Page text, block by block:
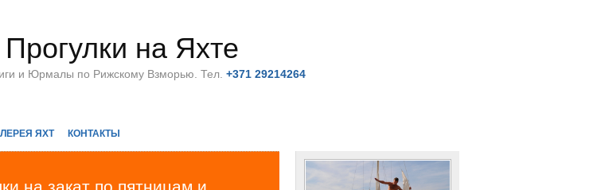
на Яхте
и Юрмалы по Рижскому Взморью. Тел.+371 29214264
ЯХТ КОНТАКТЫ